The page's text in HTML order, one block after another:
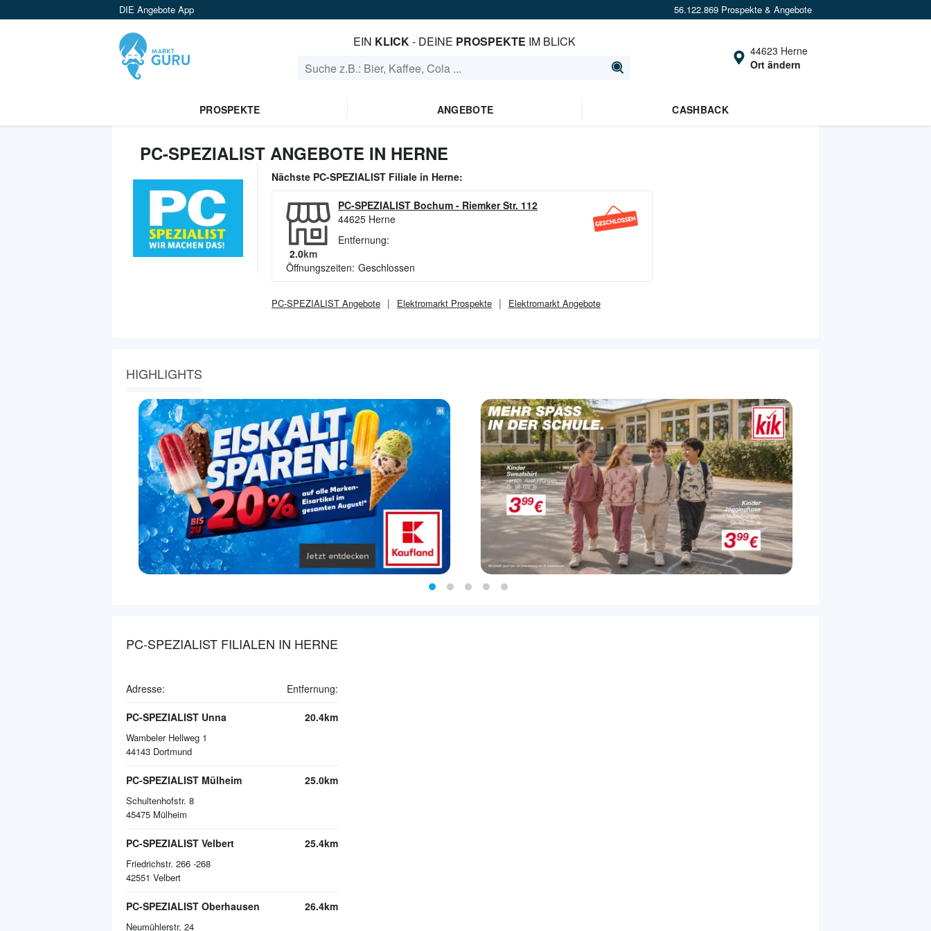
DIE Angebote App 56.122.869 Prospekte & Angebote
EIN KLICK- DEINE PROSPEKTE IM BLICK
44623 Herne
Ort ändern
PROSPEKTE ANGEBOTE CASHBACK
PC-SPEZIALIST ANGEBOTE IN HERNE
Nächste PC-SPEZIALIST Filiale in Herne:
PC-SPEZIALIST Bochum - Riemker Str. 112
44625 Herne
Entfernung:
2.0km
Öffnungszeiten: Geschlossen
PC-SPEZIALIST Angebote Elektromarkt Prospekte Elektromarkt Angebote
HIGHLIGHTS
PC-SPEZIALIST FILIALEN IN HERNE
Adresse: Entfernung:
PC-SPEZIALIST Unna
Wambeler Hellweg 1
44143 Dortmund
20.4km
PC-SPEZIALIST Mülheim
Schultenhofstr. 8
45475 Mülheim
25.0km
PC-SPEZIALIST Velbert
Friedrichstr. 266 -268
42551 Velbert
25.4km
PC-SPEZIALIST Oberhausen
Neumühlerstr. 24
26.4km